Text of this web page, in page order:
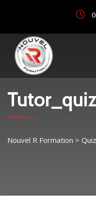
Nouvel R Formation > Quiz